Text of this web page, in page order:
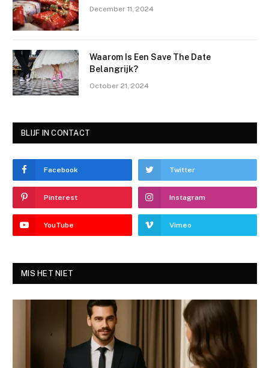
December 11, 2024
Waarom Is Een Save The Date
Belangrijk?
October 21, 2024
BLIJF IN CONTACT
Facebook Twitter
Pinterest Instagram
YouTube Vimeo
MIS HET NIET